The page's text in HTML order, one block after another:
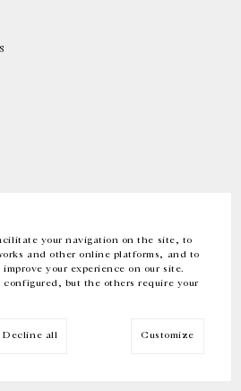
your navigation on the site, to
and other online platforms, and to
your experience on our site.
configured, but the others require your
Decline all Customize
Instagram